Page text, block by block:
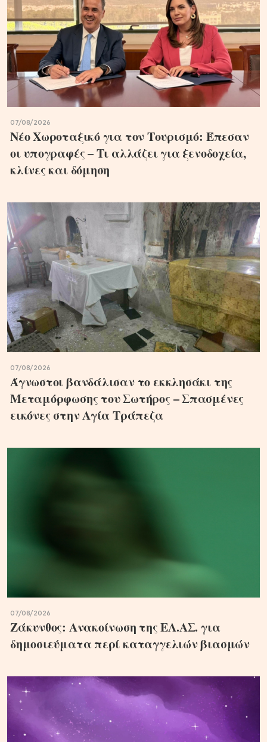
07/08/2026
Νέο Χωροταξικό για τον Τουρισμό: Έπεσαν
οι υπογραφές – Τι αλλάζει για ξενοδοχεία,
κλίνες και δόμηση
07/08/2026
Άγνωστοι βανδάλισαν το εκκλησάκι της
Μεταμόρφωσης του Σωτήρος – Σπασμένες
εικόνες στην Αγία Τράπεζα
07/08/2026
Ζάκυνθος: Ανακοίνωση της ΕΛ.ΑΣ. για
δημοσιεύματα περί καταγγελιών βιασμών